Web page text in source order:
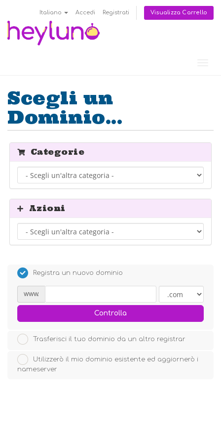
Italiano Accedi Registrati Visualizza Carrello
Scegli un
Dominio...
Categorie
Azioni
Registra un nuovo dominio
www.
Controlla
Trasferisci il tuo dominio da un altro registrar
Utilizzerò il mio dominio esistente ed aggiornerò i
nameserver